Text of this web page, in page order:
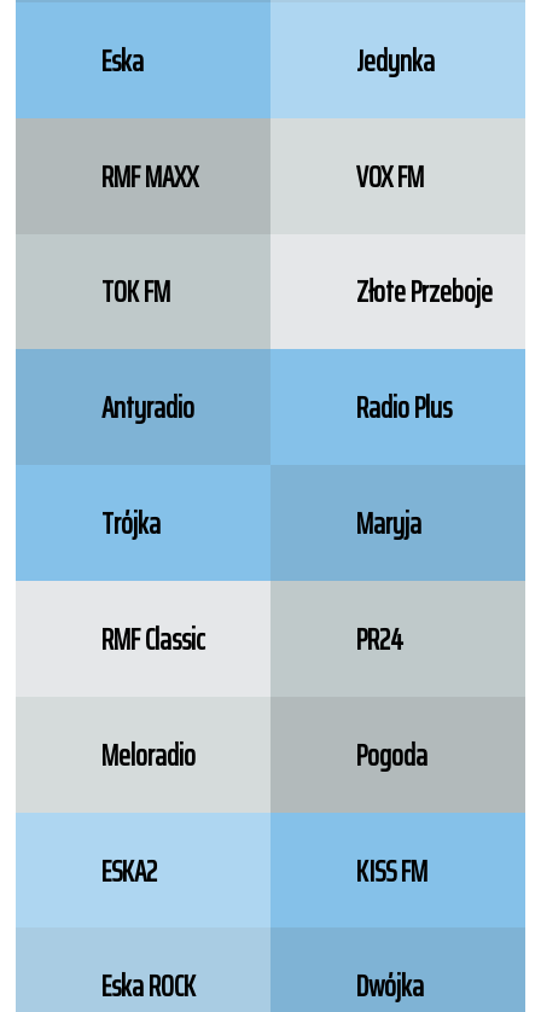
Eska Jedynka
RMF MAXX VOX FM
TOK FM Złote Przeboje
Antyradio Radio Plus
Trójka Maryja
RMF Classic PR24
Meloradio Pogoda
ESKA2 KISS FM
Eska ROCK Dwójka